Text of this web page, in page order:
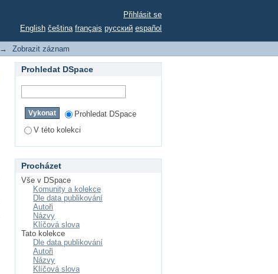
Přihlásit se
English čeština français русский español
→ Zobrazit záznam
Prohledat DSpace
Prohledat DSpace
V této kolekci
Procházet
Vše v DSpace
Komunity a kolekce
Dle data publikování
Autoři
Názvy
Klíčová slova
Tato kolekce
Dle data publikování
Autoři
Názvy
Klíčová slova